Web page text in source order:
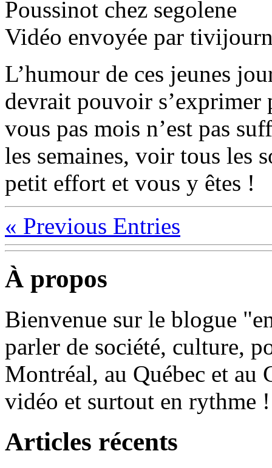
Poussinot chez segolene
Vidéo envoyée par
L’humour de ces jeunes
devrait pouvoir s’exprimer
vous pas mois n’est pas
les semaines, voir tous les
petit effort et vous y êtes !
« Previous Entries
À propos
Bienvenue sur le blogue
parler de société, culture,
Montréal, au Québec et au
vidéo et surtout en rythme !
Articles récents